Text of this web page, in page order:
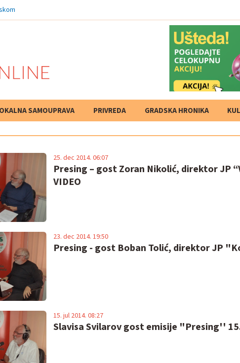
arhivu Pirot odobrena dva
SAMOUPRAVA PRIVREDA GRADSKA HRONIKA
Presing – gost Zoran Nikolić, direktor JP
VIDEO
25. dec 2014. 06:07
Presing - gost Boban Tolić, direktor JP
23. dec 2014. 19:50
Slavisa Svilarov gost emisije "Presing''
15. jul 2014. 08:27